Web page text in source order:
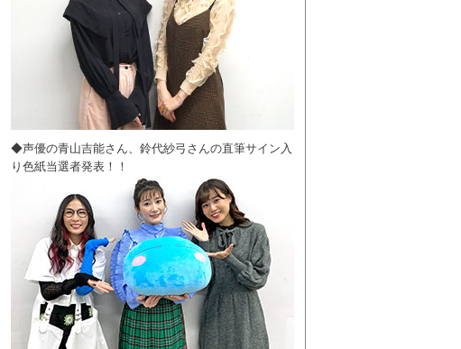
◆声優の青山吉能さん、鈴代紗弓さんの直筆サイン入
り色紙当選者発表！！